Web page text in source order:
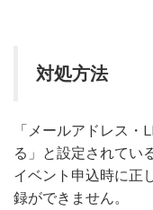
対処方法
「メールアドレス
る」と設定されてい
イベント申込時に正
録ができません。